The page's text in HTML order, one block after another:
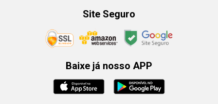
Site Seguro
Baixe já nosso APP